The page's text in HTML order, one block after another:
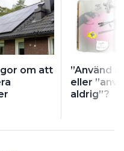
om att
”Använd
eller
aldrig”?